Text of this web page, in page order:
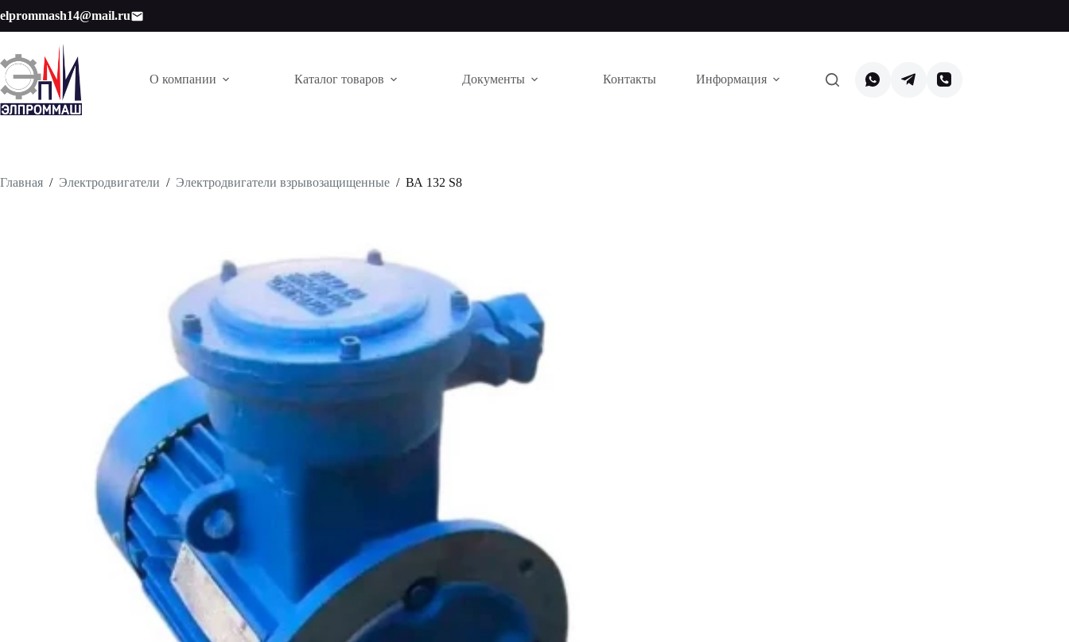
к
сути
elprommash14@mail.ru
О компании Каталог товаров Документы Контакты Информация
Главная / Электродвигатели / Электродвигатели взрывозащищенные / ВА 132 S8